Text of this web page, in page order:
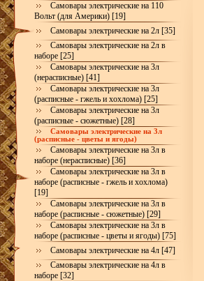
Самовары электрические на 110
Вольт (для Америки) [19]
Самовары электрические на 2л [35]
Самовары электрические на 2л в
наборе [25]
Самовары электрические на 3л
(нерасписные) [41]
Самовары электрические на 3л
(расписные - гжель и хохлома) [25]
Самовары электрические на 3л
(расписные - сюжетные) [28]
Самовары электрические на 3л
(расписные - цветы и ягоды)
Самовары электрические на 3л в
наборе (нерасписные) [36]
Самовары электрические на 3л в
наборе (расписные - гжель и хохлома)
[19]
Самовары электрические на 3л в
наборе (расписные - сюжетные) [29]
Самовары электрические на 3л в
наборе (расписные - цветы и ягоды) [75]
Самовары электрические на 4л [47]
Самовары электрические на 4л в
наборе [32]